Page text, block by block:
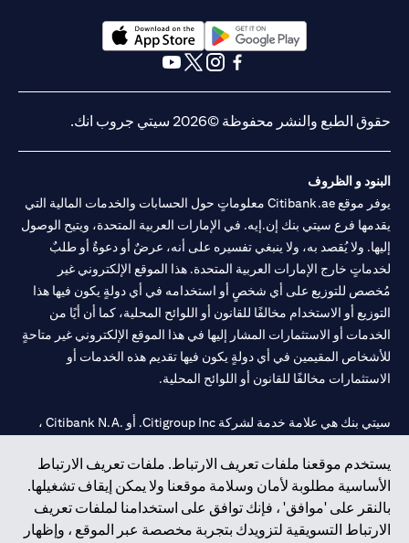
يستخدم موقعنا ملفات تعريف الارتباط. ملفات تعريف الارتباط
الأساسية مطلوبة لأمان وسلامة موقعنا ولا يمكن إيقاف تشغيلها.
بالنقر على 'موافق' ، فإنك توافق على استخدامنا لملفات تعريف
الارتباط التسويقية لتزويدك بتجربة مخصصة عبر الموقع ، وإظهار
opens in a new tab
opens in a new tab
حقوق الطبع والنشر محفوظة ©2026 سيتي جروب انك.
البنود و الظروف
يوفر موقع Citibank.ae معلوماتٍ حول الحسابات والخدمات المالية التي
يقدمها فرع سيتي بنك إن.إيه. في الإمارات العربية المتحدة، ويتيح الوصول
إليها. ولا يُقصد به، ولا ينبغي تفسيره على أنه، عرضٌ أو دعوةٌ أو طلبٌ
لخدماتٍ خارج الإمارات العربية المتحدة. هذا الموقع الإلكتروني غير
مُخصص للتوزيع على أي شخصٍ أو استخدامه في أي دولةٍ يكون فيها هذا
التوزيع أو الاستخدام مخالفًا للقانون أو اللوائح المحلية، كما أن أيًا من
الخدمات أو الاستثمارات المشار إليها في هذا الموقع الإلكتروني غير متاحةٍ
للأشخاص المقيمين في أي دولةٍ يكون فيها تقديم هذه الخدمات أو
الاستثمارات مخالفًا للقانون أو اللوائح المحلية.
سيتي بنك هي علامة خدمة لشركة Citigroup Inc. أو .Citibank N.A ،
سيتي بنك إن. إيه. الإمارات مسجل لدى مصرف الإمارات المركزي تحت
أرقام التراخيص 202563 لفرع الوصل في دبي، 531989 لفرع مول
الإمارات في دبي، و CN-1002019 لفرع أبوظبي. هاتف: 4000 311 04.